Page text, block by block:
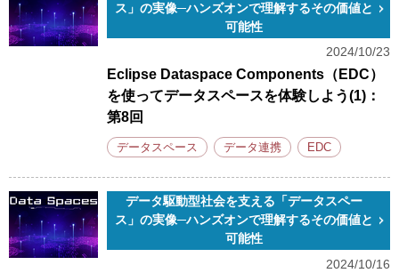
ス」の実像─ハンズオンで理解するその価値と
可能性
2024/10/23
Eclipse Dataspace Components（EDC）
を使ってデータスペースを体験しよう(1)：
第8回
データスペース データ連携 EDC
データ駆動型社会を支える「データスペー
ス」の実像─ハンズオンで理解するその価値と
可能性
2024/10/16